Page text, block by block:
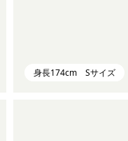
身長174cm Sサイズ